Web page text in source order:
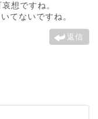
想ですね。
てないですね。
返信